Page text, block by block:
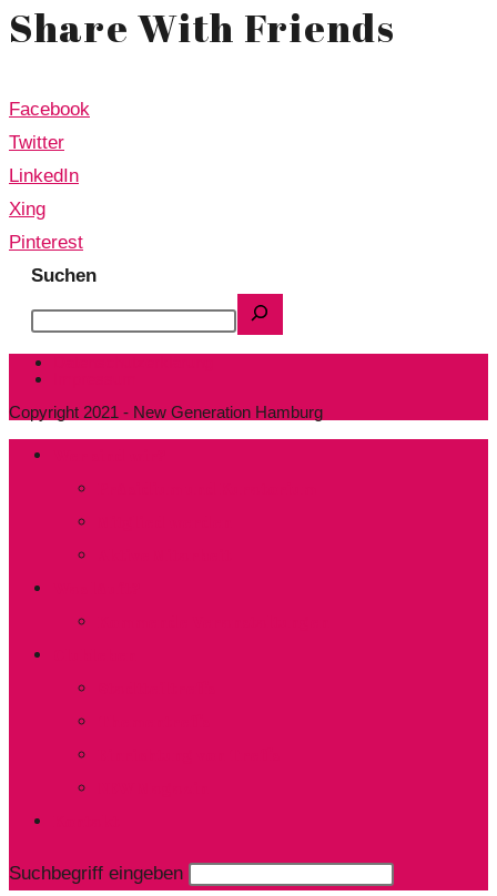
Share With Friends
Facebook
Twitter
LinkedIn
Xing
Pinterest
Suchen
Copyright 2021 - New Generation Hamburg
Suchbegriff eingeben